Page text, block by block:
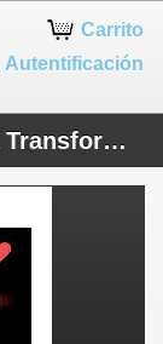
Carrito
Autentificación
PNL 10 Técnicas Guiadas Para Transformar Tu Vida - Práctico